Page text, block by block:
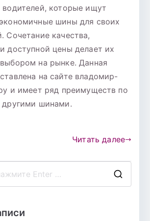
которые ищут
шины для своих
Сочетание качества,
доступной цены делает их
на рынке. Данная
на сайте владомир-
и имеет ряд преимуществ по
другими шинами.
Читать далее